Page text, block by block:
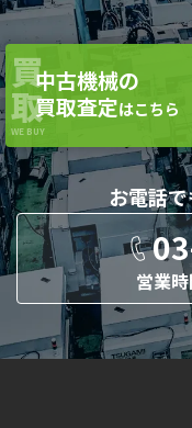
買
取
WE BUY
中古機械の
買取査定はこちら
お電話
営業